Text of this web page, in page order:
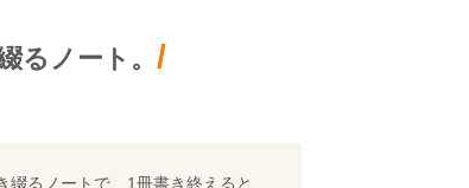
るノート。 /
るノートで、1冊書き終えると